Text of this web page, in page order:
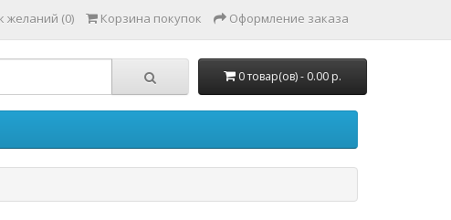
желаний (0) Корзина покупок Оформление заказа
0 товар(ов) - 0.00 р.